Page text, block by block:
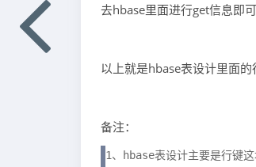
去hbase里面进行get信息即
以上就是hbase表设计里面的
备注：
1、hbase表设计主要是行键